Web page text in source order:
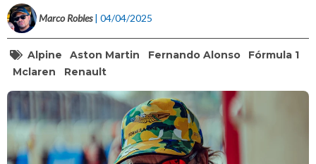
Marco Robles | 04/04/2025
Alpine Aston Martin Fernando Alonso
Fórmula 1
Mclaren
Renault